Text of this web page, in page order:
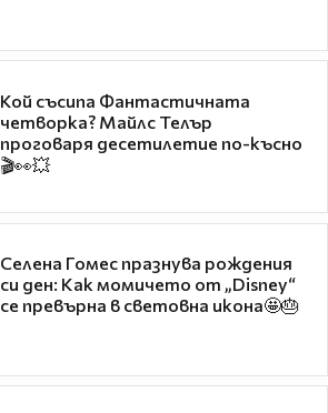
Кой съсипа Фантастичната
четворка? Майлс Телър
проговаря десетилетие по-късно
🎬👀💥
Селена Гомес празнува рождения
си ден: Как момичето от „Disney“
се превърна в световна икона🤩🎂